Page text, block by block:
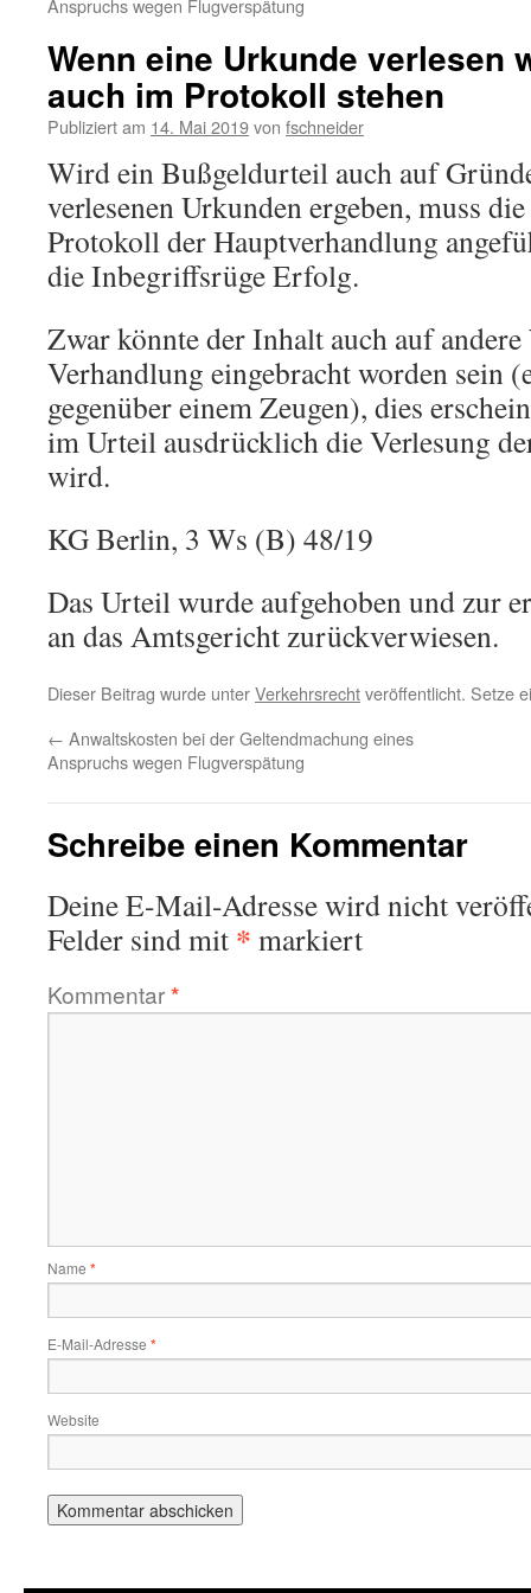
Anspruchs wegen Flugverspätung
Wenn eine Urkunde verlesen
auch im Protokoll stehen
Publiziert am 14. Mai 2019von fschneider
Wird ein Bußgeldurteil auch auf
verlesenen Urkunden ergeben, muss
Protokoll der Hauptverhandlung
die Inbegriffsrüge Erfolg.
Zwar könnte der Inhalt auch auf
Verhandlung eingebracht worden sein
gegenüber einem Zeugen), dies
im Urteil ausdrücklich die Verlesung
wird.
KG Berlin, 3 Ws (B) 48/19
Das Urteil wurde aufgehoben und zur
an das Amtsgericht zurückverwiesen.
Dieser Beitrag wurde unterVerkehrsrechtveröffentlicht. Setze
← Anwaltskosten bei der Geltendmachung eines
Anspruchs wegen Flugverspätung
Schreibe einen Kommentar
Deine E-Mail-Adresse wird nicht
Felder sind mit * markiert
Kommentar*
Name *
E-Mail-Adresse *
Website